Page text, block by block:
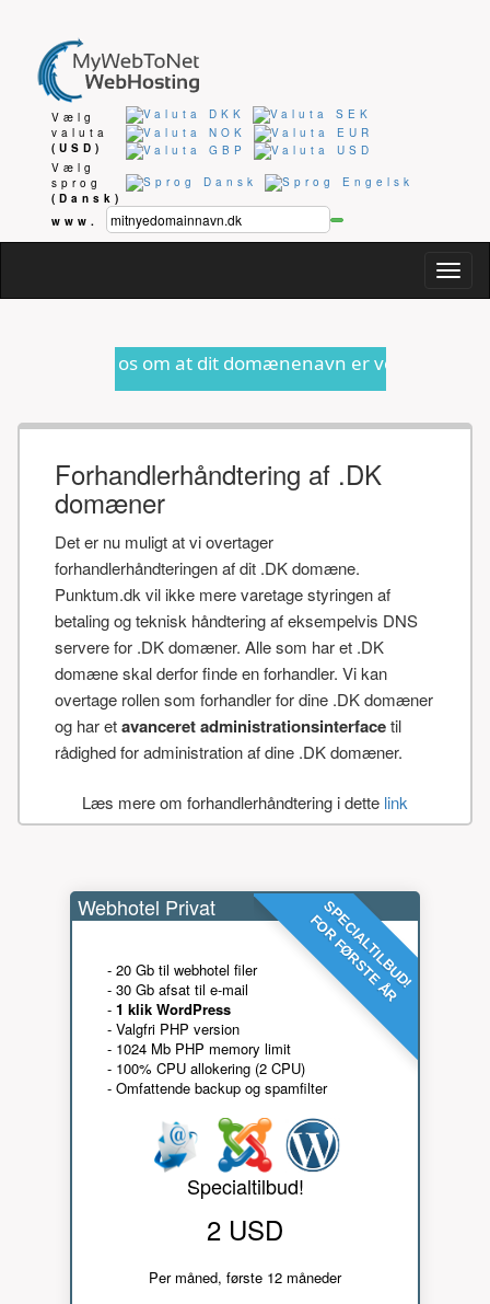
Vælg
valuta
(USD)
Vælg
sprog
(Dansk)
www.
om at dit domænenavn er ved at udløbe eller
Forhandlerhåndtering af .DK
domæner
Det er nu muligt at vi overtager
forhandlerhåndteringen af dit .DK domæne.
Punktum.dk vil ikke mere varetage styringen af
betaling og teknisk håndtering af eksempelvis DNS
servere for .DK domæner. Alle som har et .DK
domæne skal derfor finde en forhandler. Vi kan
overtage rollen som forhandler for dine .DK domæner
og har etavanceret administrationsinterfacetil
rådighed for administration af dine .DK domæner.
Læs mere om forhandlerhåndtering i dette link
SPECIALTILBUD!
FOR FØRSTE ÅR
Webhotel Privat
- 20 Gb til webhotel filer
- 30 Gb afsat til e-mail
- 1 klik WordPress
- Valgfri PHP version
- 1024 Mb PHP memory limit
- 100% CPU allokering (2 CPU)
- Omfattende backup og spamfilter
Specialtilbud!
2 USD
Per måned, første 12 måneder